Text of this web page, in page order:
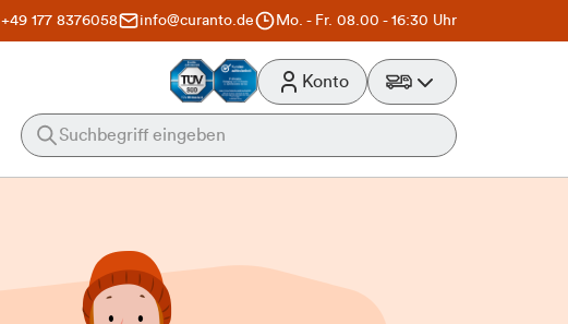
+49 177 8376058 info@curanto.de Mo. - Fr. 08.00 - 16:30 Uhr
Konto